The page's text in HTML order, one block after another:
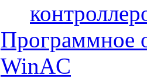
Программное
WinAC